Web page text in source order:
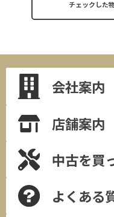
会社案内
店舗案内
中古を買
よくある